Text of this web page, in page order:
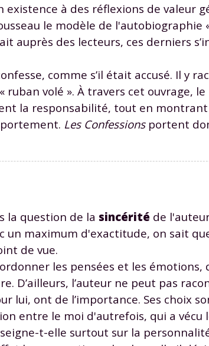
à des réflexions de valeur
le modèle de l'autobiographie «
auprès des lecteurs, ces derniers
comme s’il était accusé. Il y
ruban volé ». À travers cet ouvrage,
la responsabilité, tout en
Les Confessionsportent
la question de la sincérité de
un maximum d'exactitude, on sait
de vue.
les pensées et les émotions,
D’ailleurs, l’auteur ne peut pas
lui, ont de l’importance. Ses choix
entre le moi d'autrefois, qui a vécu
t-elle surtout sur la
pendant 24h
de soutien
corrigés,
de révisions
dédié aux
suivre les
du CP à la
Des profs
disponibles à la
par tchat, audio
données à caractère personnel soient traitées par SEJER,
afin que SEJER puisse vous donner accès au service de
savoir plus sur la gestion de vos données personnelles et
consulternotre charte
de recevoir les actualités et des
sera exclusivement utilisée pour vous envoyer
vous désinscrire à tout moment, à travers le
dans chaque newsletter. Pour en savoir plus sur